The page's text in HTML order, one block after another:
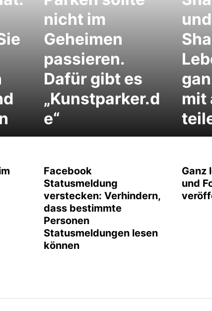
nicht im
Geheimen
passieren.
Dafür gibt es
„Kunstparker.d
e“
mit
Facebook
Statusmeldung
verstecken: Verhindern,
dass bestimmte
Personen
Statusmeldungen lesen
können
Ganz
und